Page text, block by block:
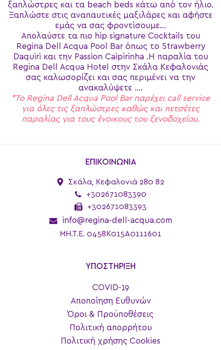
ξαπλώστρες και τα beach beds κάτω από τον ήλιο.
Ξαπλώστε στις αναπαυτικές μαξιλάρες και αφήστε
εμάς να σας φροντίσουμε…
Απολαύστε τα πιο hip signature Cocktails του
Regina Dell Acqua Pool Bar όπως το Strawberry
Daquiri και την Passion Caipirinha .Η παραλία του
Regina Dell Acqua Hotel στην Σκάλα Κεφαλονιάς
σας καλωσορίζει και σας περιμένει να την
ανακαλύψετε ….
*To Regina Dell Acqua Pool Bar παρέχει call service
για όλες τις ξαπλώστρες καθώς και πετσέτες
παραλίας για τους ένοικους του ξενοδοχείου.
ΕΠΙΚΟΙΝΩΝΙΑ
Σκάλα, Κεφαλονιά 280 82
+302671083390
+302671083393
info@regina-dell-acqua.com
MH.T.E. 0458K015A0111601
ΥΠΟΣΤΗΡΙΞΗ
COVID-19
Αποποίηση Ευθυνών
Όροι & Προϋποθέσεις
Πολιτική απορρήτου
Πολιτική χρήσης Cookies